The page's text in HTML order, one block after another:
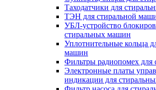
Таходатчики для
ТЭН для стиральной
УБЛ-устройство
стиральных машин
Уплотнительные кольца
машин
Фильтры радиопомех для
Электронные платы
индикации для